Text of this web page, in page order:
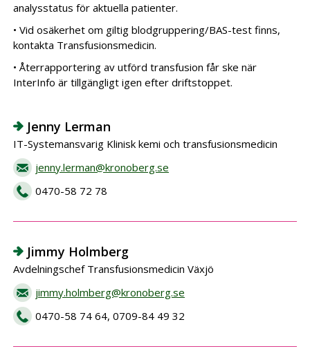
analysstatus för aktuella patienter.
• Vid osäkerhet om giltig blodgruppering/BAS-test finns,
kontakta Transfusionsmedicin.
• Återrapportering av utförd transfusion får ske när
InterInfo är tillgängligt igen efter driftstoppet.
Jenny Lerman
IT-Systemansvarig Klinisk kemi och transfusionsmedicin
jenny.lerman@kronoberg.se
0470-58 72 78
Jimmy Holmberg
Avdelningschef Transfusionsmedicin Växjö
jimmy.holmberg@kronoberg.se
0470-58 74 64, 0709-84 49 32